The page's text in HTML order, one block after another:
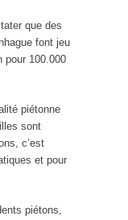
que des
font jeu
pour 100.000
piétonne
sont
c’est
et pour
piétons,